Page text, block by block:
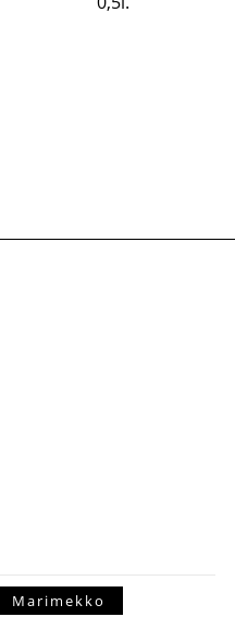
Marimekko